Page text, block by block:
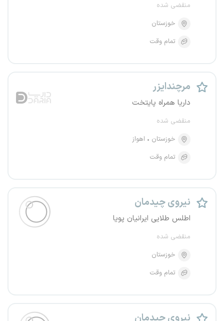
منقضی شده
خوزستان
تمام وقت
مرچندایزر
داریا همراه پایتخت
منقضی شده
خوزستان
اهواز
تمام وقت
نیروی چیدمان
اطلس طلایی ایرانیان پویا
منقضی شده
خوزستان
تمام وقت